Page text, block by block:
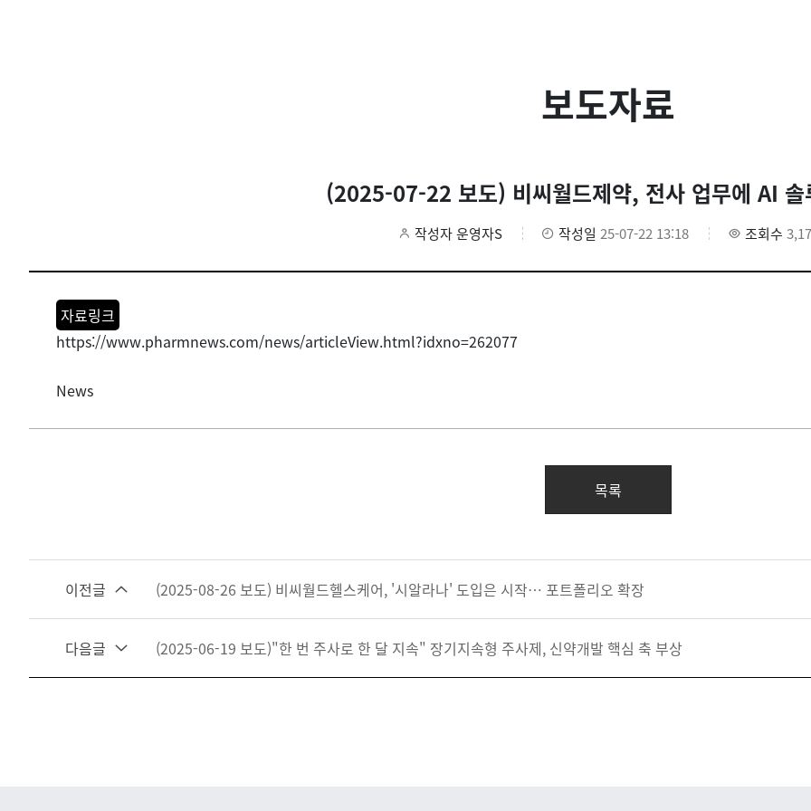
보도자료
(2025-07-22 보도) 비씨월드제약, 전사 업무에 AI 솔
작성자운영자S 작성일 25-07-22 13:18 조회수
자료링크
https://www.pharmnews.com/news/articleView.html?idxno=262077
News
목록
이전글 (2025-08-26 보도) 비씨월드헬스케어, '시알라나' 도입은 시작… 포트폴리오 확장
다음글 (2025-06-19 보도)"한 번 주사로 한 달 지속" 장기지속형 주사제, 신약개발 핵심 축 부상